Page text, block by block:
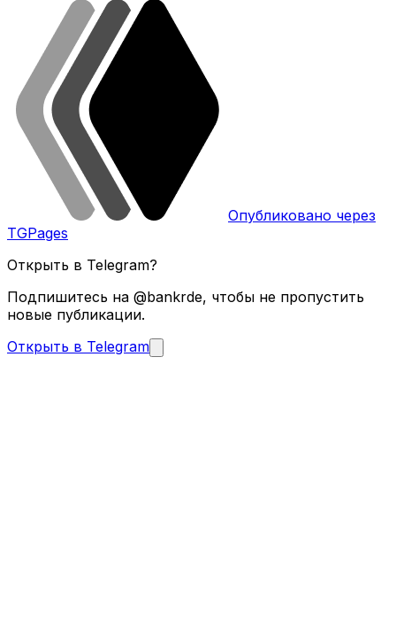
Опубликовано через
TGPages
Открыть в Telegram?
Подпишитесь на @bankrde, чтобы не пропустить
новые публикации.
Открыть в Telegram